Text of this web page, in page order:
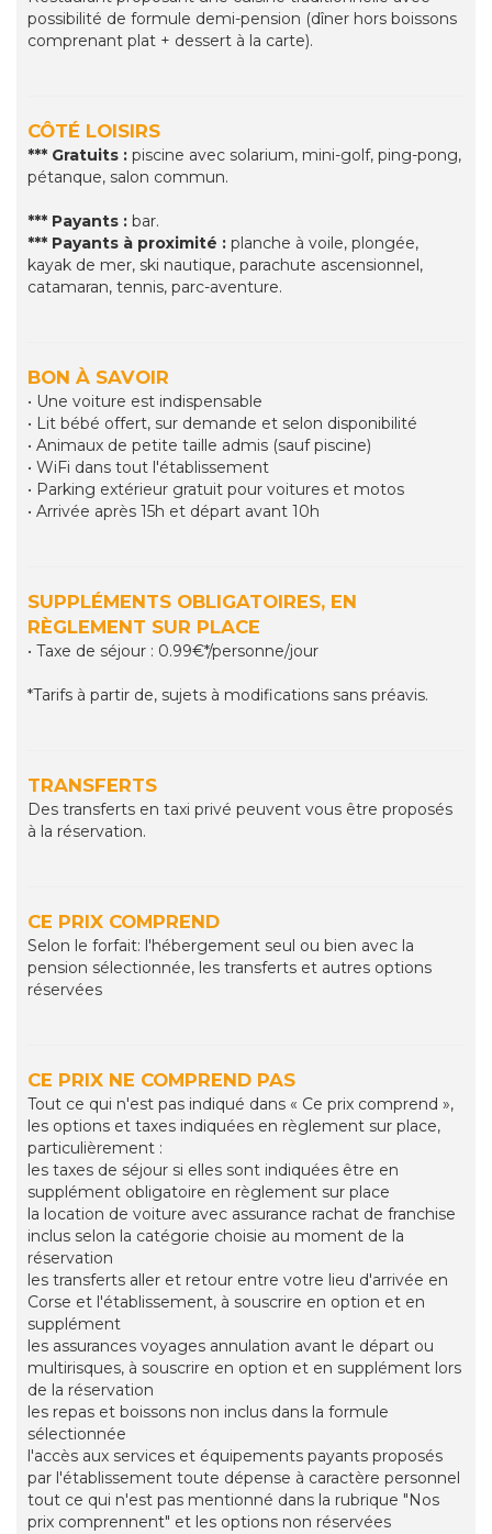
possibilité de formule demi-pension (dîner hors boissons
comprenant plat + dessert à la carte).
CÔTÉ LOISIRS
*** Gratuits : piscine avec solarium, mini-golf, ping-pong,
pétanque, salon commun.
*** Payants : bar.
*** Payants à proximité : planche à voile, plongée,
kayak de mer, ski nautique, parachute ascensionnel,
catamaran, tennis, parc-aventure.
BON À SAVOIR
• Une voiture est indispensable
• Lit bébé offert, sur demande et selon disponibilité
• Animaux de petite taille admis (sauf piscine)
• WiFi dans tout l'établissement
• Parking extérieur gratuit pour voitures et motos
• Arrivée après 15h et départ avant 10h
SUPPLÉMENTS OBLIGATOIRES, EN
RÈGLEMENT SUR PLACE
• Taxe de séjour : 0.99€*/personne/jour
*Tarifs à partir de, sujets à modifications sans préavis.
TRANSFERTS
Des transferts en taxi privé peuvent vous être proposés
à la réservation.
CE PRIX COMPREND
Selon le forfait: l'hébergement seul ou bien avec la
pension sélectionnée, les transferts et autres options
réservées
CE PRIX NE COMPREND PAS
Tout ce qui n'est pas indiqué dans « Ce prix comprend »,
les options et taxes indiquées en règlement sur place,
particulièrement :
les taxes de séjour si elles sont indiquées être en
supplément obligatoire en règlement sur place
la location de voiture avec assurance rachat de franchise
inclus selon la catégorie choisie au moment de la
réservation
les transferts aller et retour entre votre lieu d'arrivée en
Corse et l'établissement, à souscrire en option et en
supplément
les assurances voyages annulation avant le départ ou
multirisques, à souscrire en option et en supplément lors
de la réservation
les repas et boissons non inclus dans la formule
sélectionnée
l'accès aux services et équipements payants proposés
par l'établissement toute dépense à caractère personnel
tout ce qui n'est pas mentionné dans la rubrique "Nos
prix comprennent" et les options non réservées